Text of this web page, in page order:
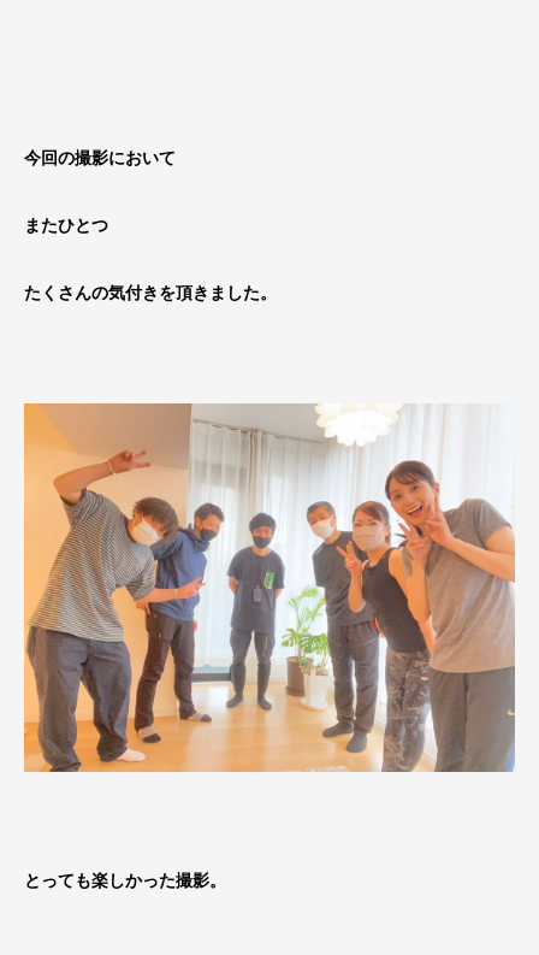
今回の撮影において
またひとつ
たくさんの気付きを頂きました。
とっても楽しかった撮影。